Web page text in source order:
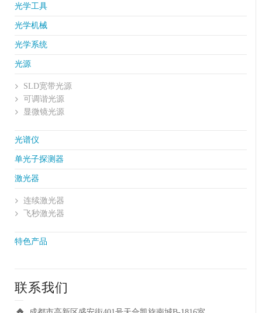
光学工具
光学机械
光学系统
光源
SLD宽带光源
可调谐光源
显微镜光源
光谱仪
单光子探测器
激光器
连续激光器
飞秒激光器
特色产品
联系我们